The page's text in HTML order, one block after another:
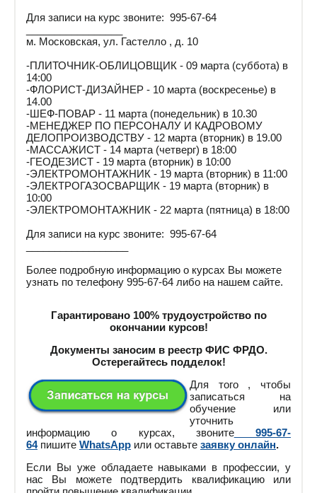
Для записи на курс звоните: 995-67-64
м. Московская, ул. Гастелло , д. 10
-ПЛИТОЧНИК-ОБЛИЦОВЩИК - 09 марта (суббота) в
14:00
-ФЛОРИСТ-ДИЗАЙНЕР - 10 марта (воскресенье) в
14.00
-ШЕФ-ПОВАР - 11 марта (понедельник) в 10.30
-МЕНЕДЖЕР ПО ПЕРСОНАЛУ И КАДРОВОМУ
ДЕЛОПРОИЗВОДСТВУ - 12 марта (вторник) в 19.00
-МАССАЖИСТ - 14 марта (четверг) в 18:00
-ГЕОДЕЗИСТ - 19 марта (вторник) в 10:00
-ЭЛЕКТРОМОНТАЖНИК - 19 марта (вторник) в 11:00
-ЭЛЕКТРОГАЗОСВАРЩИК - 19 марта (вторник) в
10:00
-ЭЛЕКТРОМОНТАЖНИК - 22 марта (пятница) в 18:00
Для записи на курс звоните: 995-67-64
Более подробную информацию о курсах Вы можете
узнать по телефону 995-67-64 либо на нашем сайте.
Гарантировано 100% трудоустройство по
окончании курсов!
Документы заносим в реестр ФИС ФРДО.
Остерегайтесь подделок!
Для того , чтобы
записаться на
обучение или
уточнить
информацию о курсах, звоните
995-67-
64пишите WhatsApp или оставьте заявку онлайн.
Если Вы уже обладаете навыками в профессии, у
нас Вы можете подтвердить квалификацию или